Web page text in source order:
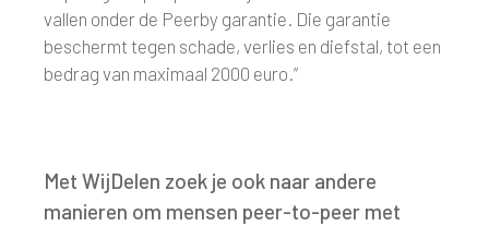
vallen onder de Peerby garantie. Die garantie
beschermt tegen schade, verlies en diefstal, tot een
bedrag van maximaal 2000 euro.”
Met WijDelen zoek je ook naar andere
manieren om mensen peer-to-peer met